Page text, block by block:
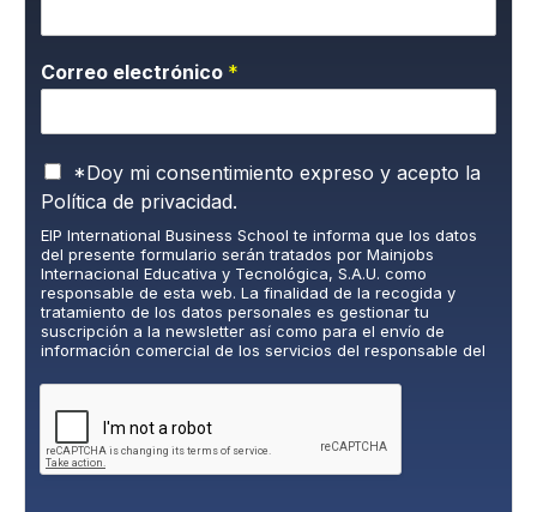
Correo electrónico *
P
o
í
t
i
c
a
d
e
v
*Doy mi consentimiento expreso y acepto la
Política de privacidad.
EIP International Business School te informa que los datos
del presente formulario serán tratados por Mainjobs
Internacional Educativa y Tecnológica, S.A.U. como
responsable de esta web. La finalidad de la recogida y
tratamiento de los datos personales es gestionar tu
suscripción a la newsletter así como para el envío de
información comercial de los servicios del responsable del
del/a interesado/a. No se cederán datos a terceros, salvo
obligación legal. Podrás ejercer tus derechos de acceso,
rectificación, limitación y supresión de los datos en
cumplimiento@grupomainjobs.com
, así como el derecho a
presentar una reclamación ante la autoridad de control.